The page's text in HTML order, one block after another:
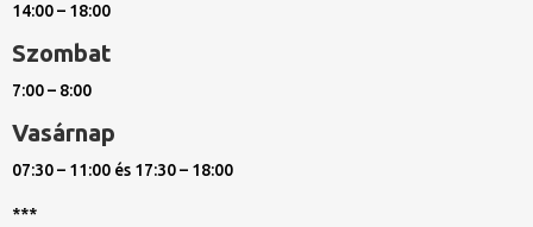
14:00 – 18:00
Szombat
7:00 – 8:00
Vasárnap
07:30 – 11:00 és 17:30 – 18:00
***